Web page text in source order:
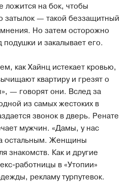
ложится на бок, чтобы
затылок — такой беззащитный
Но затем осторожно
и закалывает его.
как Хайнц истекает кровью,
квартиру и грезят о
— говорят они. Вслед за
из самых жестоких в
звонок в дверь. Ренате
мужчин. «Дамы, у нас
остальным. Женщины
знакомств. Как и другие
работницы в «Утопии»
рекламу турпутевок.